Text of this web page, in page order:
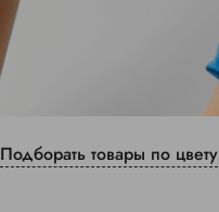
Подборать товары по цвету